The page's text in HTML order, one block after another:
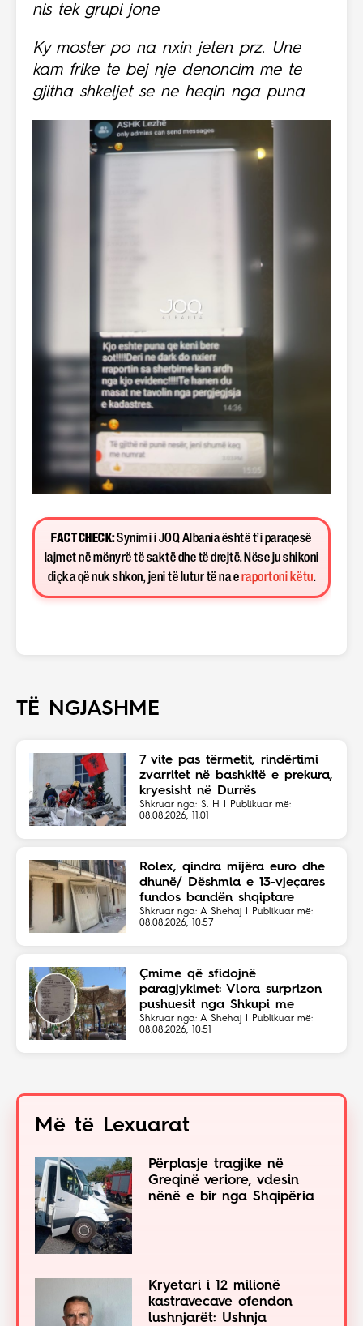
nis tek grupi jone
Ky moster po na nxin jeten prz. Une
kam frike te bej nje denoncim me te
gjitha shkeljet se ne heqin nga puna
FACT CHECK:Synimi i JOQ Albania është t’i paraqesë
lajmet në mënyrë të saktë dhe të drejtë. Nëse ju shikoni
diçka që nuk shkon, jeni të lutur të na e raportoni këtu.
TË NGJASHME
7 vite pas tërmetit, rindërtimi
zvarritet në bashkitë e prekura,
kryesisht në Durrës
Shkruar nga: S. H | Publikuar më:
08.08.2026, 11:01
Rolex, qindra mijëra euro dhe
dhunë/ Dëshmia e 13-vjeçares
fundos bandën shqiptare
Shkruar nga: A Shehaj | Publikuar më:
08.08.2026, 10:57
Çmime që sfidojnë
paragjykimet: Vlora surprizon
pushuesit nga Shkupi me
faturën ekonomike
Shkruar nga: A Shehaj | Publikuar më:
08.08.2026, 10:51
Më të Lexuarat
Përplasje tragjike në
Greqinë veriore, vdesin
nënë e bir nga Shqipëria
Kryetari i 12 milionë
kastravecave ofendon
lushnjarët: Ushnja